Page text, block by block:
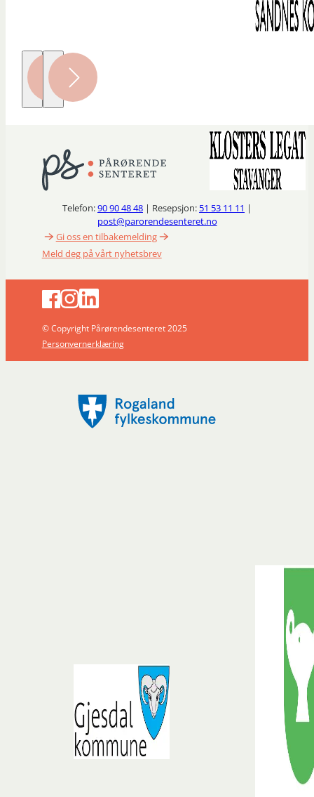
Telefon:90 90 48 48 | Resepsjon: 51 53 11 11 |
post@parorendesenteret.no
Gi oss en tilbakemelding
Meld deg på vårt nyhetsbrev
© Copyright Pårørendesenteret 2025
Personvernerklæring